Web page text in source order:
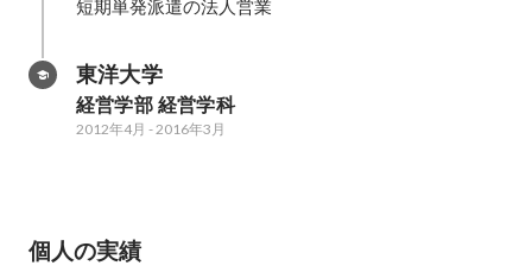
短期単発派遣の法人営業
東洋大学
経営学部 経営学科
2012年4月 - 2016年3月
個人の実績